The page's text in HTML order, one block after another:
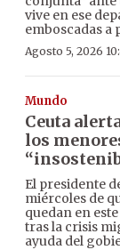
vive en ese
emboscadas a
Agosto 5, 2026
Mundo
Ceuta
los
El presidente
miércoles de
quedan en
tras la crisis
ayuda del